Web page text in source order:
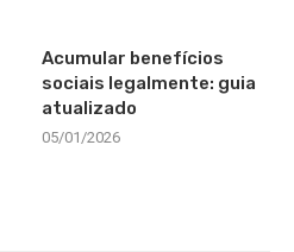
Acumular benefícios
sociais legalmente: guia
atualizado
05/01/2026